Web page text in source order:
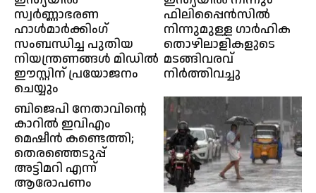
സ്വർണ്ണാഭരണ
ഹാൾമാർക്കിംഗ്
സംബന്ധിച്ച പുതിയ
നിയന്ത്രണങ്ങൾ മിഡിൽ
ഈസ്റ്റിന് പ്രയോജനം
ചെയ്യും
ഫിലിപ്പൈൻസിൽ
നിന്നുമുള്ള ഗാർഹിക
തൊഴിലാളികളുടെ
മടങ്ങിവരവ്
നിർത്തിവച്ചു
ബിജെപി നേതാവിൻ്റെ
കാറിൽ ഇവിഎം
മെഷീൻ കണ്ടെത്തി;
തെരഞ്ഞെടുപ്പ്
അട്ടിമറി എന്ന്
ആരോപണം